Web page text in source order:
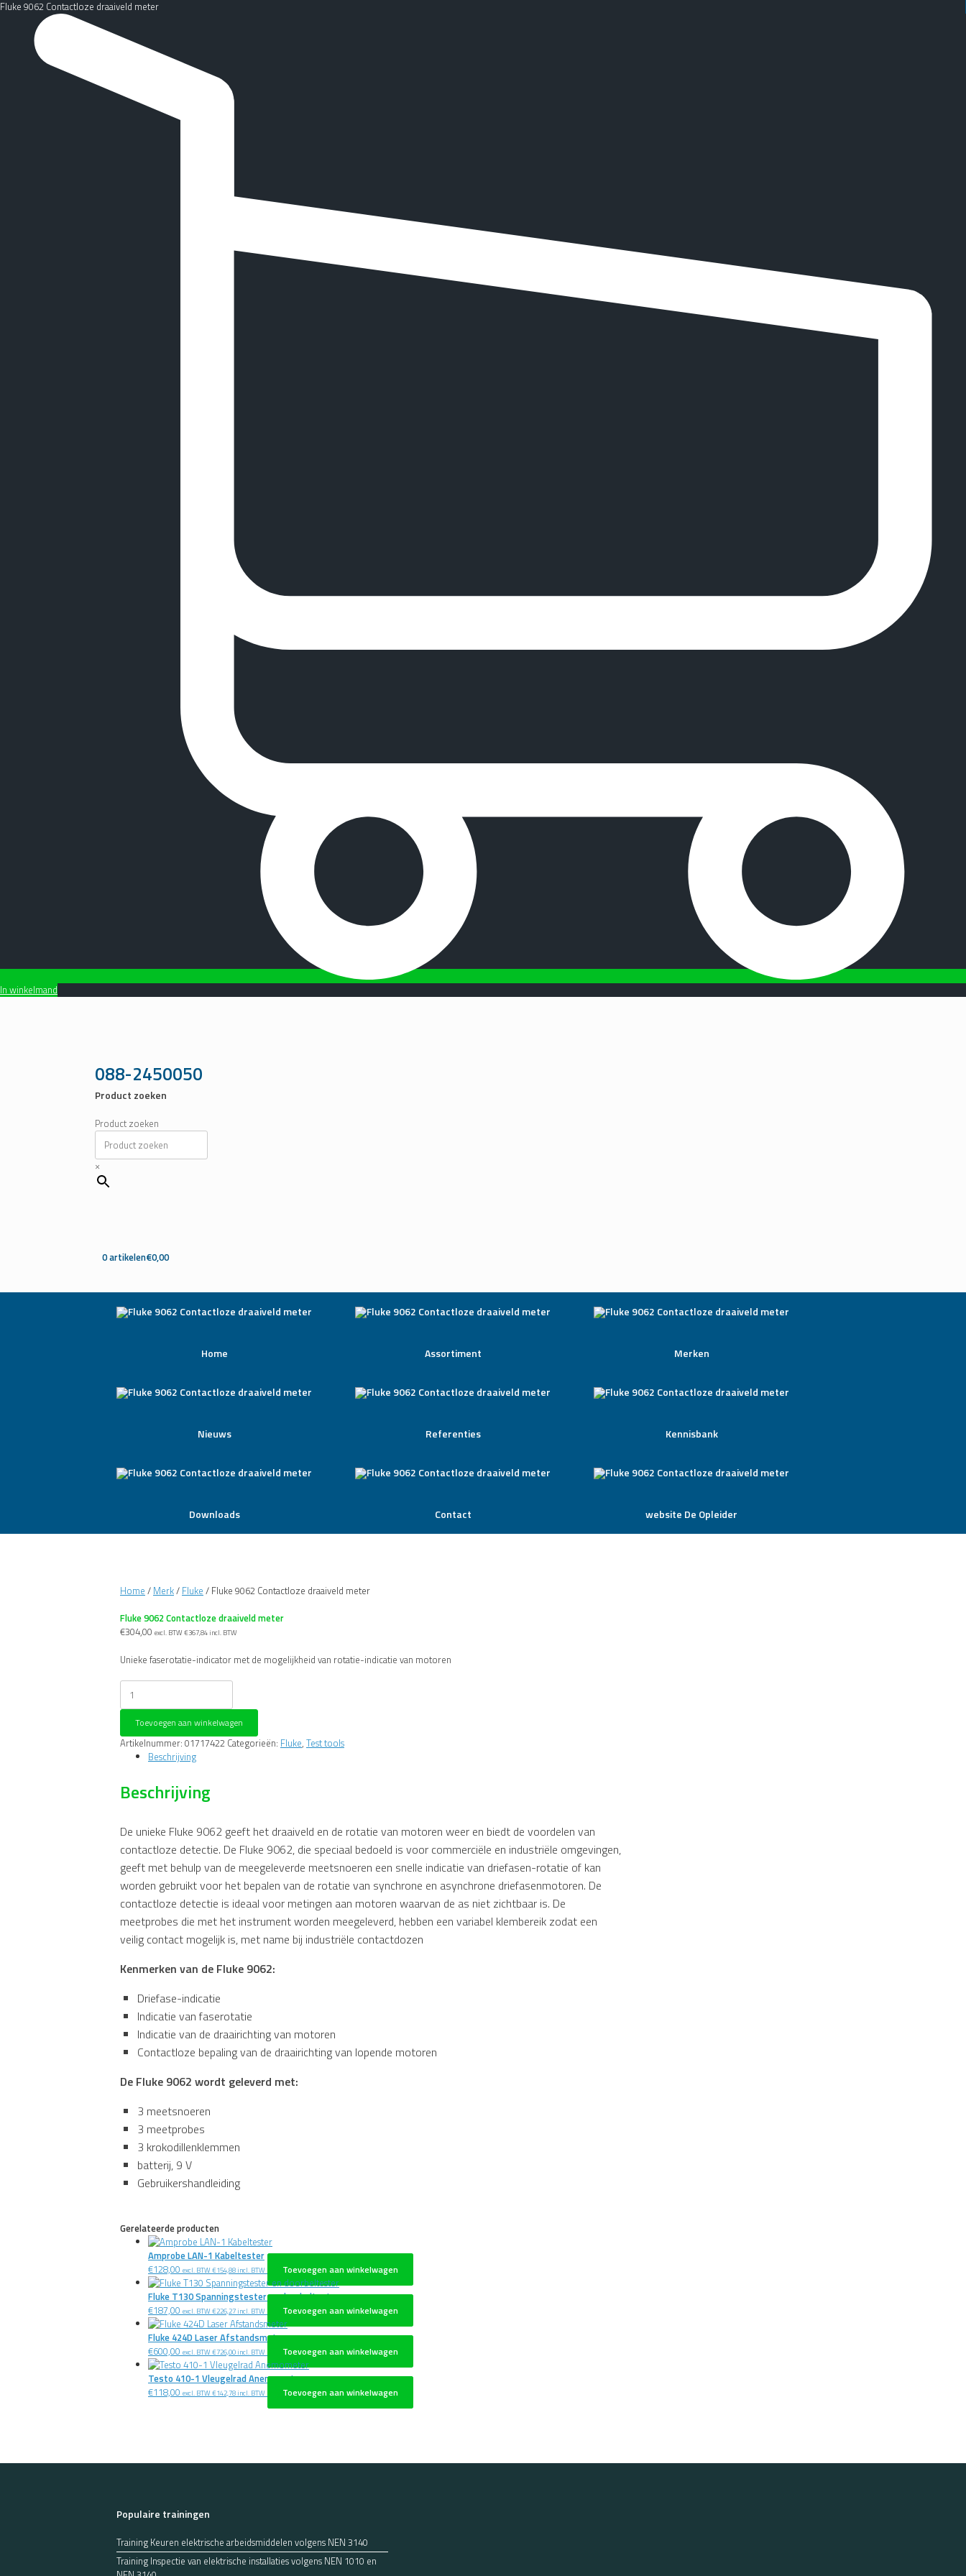
Fluke 9062 Contactloze draaiveld meter
In winkelmand
088-2450050
Product zoeken
Product zoeken
×
0 artikelen€0,00
Home Assortiment Merken
Nieuws Referenties Kennisbank
Downloads Contact website De Opleider
Home / Merk/ Fluke / Fluke 9062 Contactloze draaiveld meter
Fluke 9062 Contactloze draaiveld meter
€304,00 excl. BTW €367,84 incl. BTW
Unieke faserotatie-indicator met de mogelijkheid van rotatie-indicatie van motoren
Fluke
9062
Contactloze
draaiveld
meter
aantal
Toevoegen aan winkelwagen
Artikelnummer: 01717422 Categorieën: Fluke, Test tools
Beschrijving
Beschrijving
De unieke Fluke 9062 geeft het draaiveld en de rotatie van motoren weer en biedt de voordelen van
contactloze detectie. De Fluke 9062, die speciaal bedoeld is voor commerciële en industriële omgevingen,
geeft met behulp van de meegeleverde meetsnoeren een snelle indicatie van driefasen-rotatie of kan
worden gebruikt voor het bepalen van de rotatie van synchrone en asynchrone driefasenmotoren. De
contactloze detectie is ideaal voor metingen aan motoren waarvan de as niet zichtbaar is. De
meetprobes die met het instrument worden meegeleverd, hebben een variabel klembereik zodat een
veilig contact mogelijk is, met name bij industriële contactdozen
Kenmerken van de Fluke 9062:
Driefase-indicatie
Indicatie van faserotatie
Indicatie van de draairichting van motoren
Contactloze bepaling van de draairichting van lopende motoren
De Fluke 9062 wordt geleverd met:
3 meetsnoeren
3 meetprobes
3 krokodillenklemmen
batterij, 9 V
Gebruikershandleiding
Gerelateerde producten
Amprobe LAN-1 Kabeltester
€128,00 excl. BTW €154,88 incl. BTW Toevoegen aan winkelwagen
Fluke T130 Spanningstester en doorbeltester
€187,00 excl. BTW €226,27 incl. BTW Toevoegen aan winkelwagen
Fluke 424D Laser Afstandsmeter
€600,00 excl. BTW €726,00 incl. BTW Toevoegen aan winkelwagen
Testo 410-1 Vleugelrad Anemometer
€118,00 excl. BTW €142,78 incl. BTW Toevoegen aan winkelwagen
Populaire trainingen
Training Keuren elektrische arbeidsmiddelen volgens NEN 3140
Training Inspectie van elektrische installaties volgens NEN 1010 en